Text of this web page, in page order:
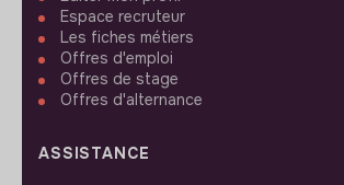
Espace recruteur
Les fiches métiers
Offres d'emploi
Offres de stage
Offres d'alternance
ASSISTANCE